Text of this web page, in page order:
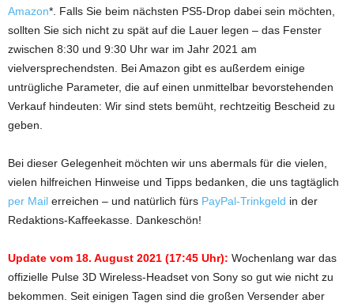
Amazon*. Falls Sie beim nächsten PS5-Drop dabei sein möchten,
sollten Sie sich nicht zu spät auf die Lauer legen – das Fenster
zwischen 8:30 und 9:30 Uhr war im Jahr 2021 am
vielversprechendsten. Bei Amazon gibt es außerdem einige
untrügliche Parameter, die auf einen unmittelbar bevorstehenden
Verkauf hindeuten: Wir sind stets bemüht, rechtzeitig Bescheid zu
geben.
Bei dieser Gelegenheit möchten wir uns abermals für die vielen,
vielen hilfreichen Hinweise und Tipps bedanken, die uns tagtäglich
per Mail erreichen – und natürlich fürs PayPal-Trinkgeld in der
Redaktions-Kaffeekasse. Dankeschön!
Update vom 18. August 2021 (17:45 Uhr): Wochenlang war das
offizielle Pulse 3D Wireless-Headset von Sony so gut wie nicht zu
bekommen. Seit einigen Tagen sind die großen Versender aber